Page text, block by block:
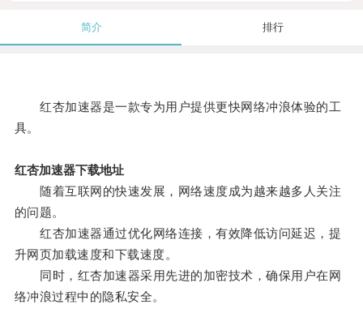
简介 排行
红杏加速器是一款专为用户提供更快网络冲浪体验的工
具。
红杏加速器下载地址
随着互联网的快速发展，网络速度成为越来越多人关注
的问题。
红杏加速器通过优化网络连接，有效降低访问延迟，提
升网页加载速度和下载速度。
同时，红杏加速器采用先进的加密技术，确保用户在网
络冲浪过程中的隐私安全。